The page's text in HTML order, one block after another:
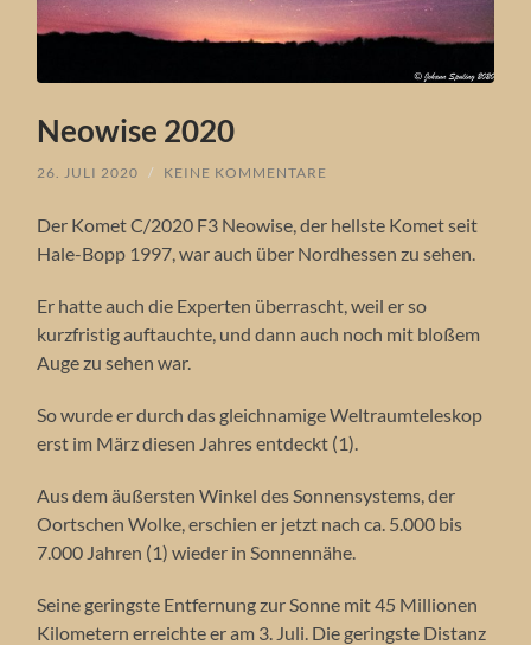
Neowise 2020
26. JULI 2020 / KEINE KOMMENTARE
Der Komet C/2020 F3 Neowise, der hellste Komet seit
Hale-Bopp 1997, war auch über Nordhessen zu sehen.
Er hatte auch die Experten überrascht, weil er so
kurzfristig auftauchte, und dann auch noch mit bloßem
Auge zu sehen war.
So wurde er durch das gleichnamige Weltraumteleskop
erst im März diesen Jahres entdeckt (1).
Aus dem äußersten Winkel des Sonnensystems, der
Oortschen Wolke, erschien er jetzt nach ca. 5.000 bis
7.000 Jahren (1) wieder in Sonnennähe.
Seine geringste Entfernung zur Sonne mit 45 Millionen
Kilometern erreichte er am 3. Juli. Die geringste Distanz